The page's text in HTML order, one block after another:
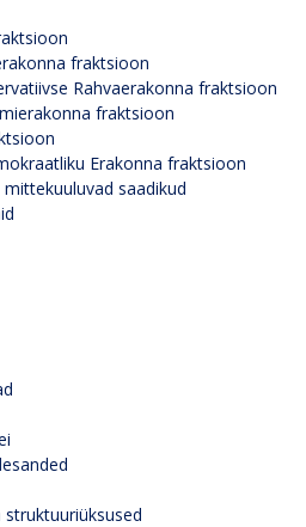
fraktsioon
Rahvaerakonna fraktsioon
fraktsioon
Erakonna fraktsioon
saadikud
struktuuriüksused